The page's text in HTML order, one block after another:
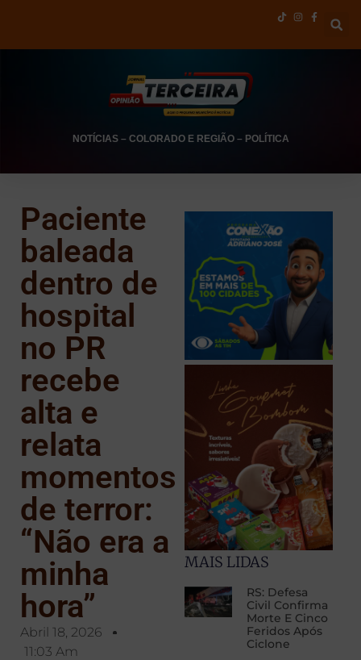
NOTÍCIAS– COLORADO E REGIÃO– POLÍTICA
Paciente
baleada
dentro de
hospital
no PR
recebe
alta e
relata
momentos
de terror:
“Não era a
minha
hora”
Abril 18, 2026
11:03 Am
MAIS LIDAS
RS: Defesa
Civil Confirma
Morte E Cinco
Feridos Após
Ciclone